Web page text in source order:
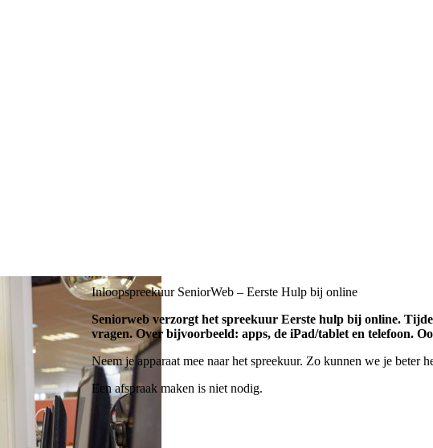
Inloopspreekuur SeniorWeb – Eerste Hulp bij online
Seniorweb verzorgt het spreekuur Eerste hulp bij online.
vragen. Over bijvoorbeeld: apps, de iPad/tablet en telefoon.
Neem je apparaat mee naar het spreekuur. Zo kunnen we je beter
Een afspraak maken is niet nodig.